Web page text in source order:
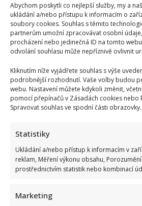
Abychom poskytli co nejlepší služby, my a
ukládání a/nebo přístupu k informacím o
soubory cookies. Souhlas s těmito
partnerům umožní zpracovávat osobní
procházení nebo jedinečná ID na tomto
odvolání souhlasu může nepříznivě ovlivnit
Kliknutím níže vyjádřete souhlas s výše
podrobnější rozhodnutí. Vaše volby budou
webu. Nastavení můžete kdykoli změnit,
pomocí přepínačů v Zásadách cookies nebo
Spravovat souhlas ve spodní části obrazovky.
Statistiky
Ukládání a/nebo přístup k informacím v
reklam, Měření výkonu obsahu,
prostřednictvím statistik nebo kombinací
Marketing
Tragický konec Františka Sahuly:
mladíci ubili kvůli banálnímu sporu